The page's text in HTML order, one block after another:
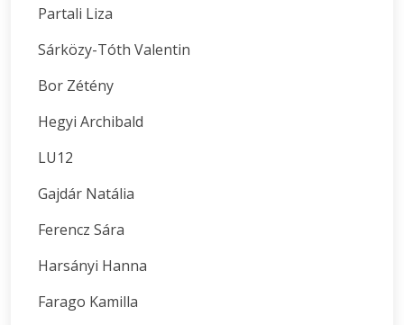
Partali Liza
Sárközy-Tóth Valentin
Bor Zétény
Hegyi Archibald
LU12
Gajdár Natália
Ferencz Sára
Harsányi Hanna
Farago Kamilla